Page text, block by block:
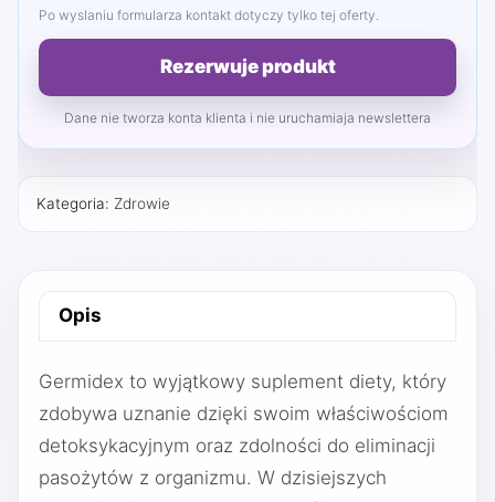
Po wyslaniu formularza kontakt dotyczy tylko tej oferty.
Rezerwuje produkt
Dane nie tworza konta klienta i nie uruchamiaja newslettera
Kategoria: Zdrowie
Opis
Germidex to wyjątkowy suplement diety, który
zdobywa uznanie dzięki swoim właściwościom
detoksykacyjnym oraz zdolności do eliminacji
pasożytów z organizmu. W dzisiejszych